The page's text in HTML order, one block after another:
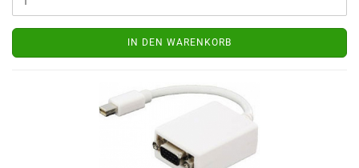
IN DEN WARENKORB